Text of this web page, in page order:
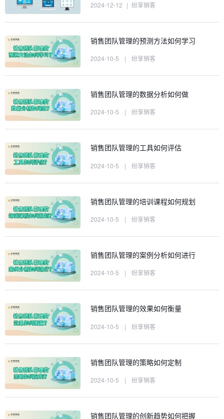
2024-12-12 | 纷享销客
销售团队管理的预测方法如何学习
2024-10-5 | 纷享销客
销售团队管理的数据分析如何做
2024-10-5 | 纷享销客
销售团队管理的工具如何评估
2024-10-5 | 纷享销客
销售团队管理的培训课程如何规划
2024-10-5 | 纷享销客
销售团队管理的案例分析如何进行
2024-10-5 | 纷享销客
销售团队管理的效果如何衡量
2024-10-5 | 纷享销客
销售团队管理的策略如何定制
2024-10-5 | 纷享销客
销售团队管理的创新趋势如何把握